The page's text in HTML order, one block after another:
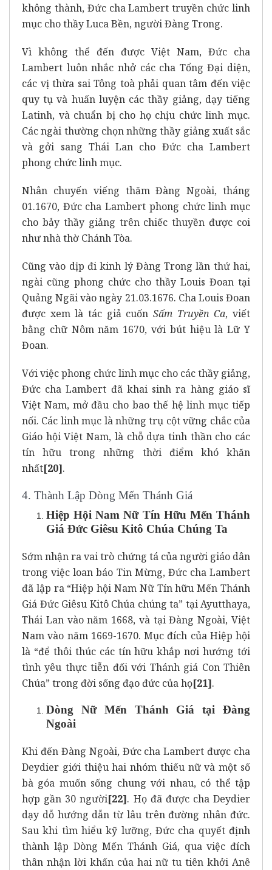
không thành, Đức cha Lambert truyền chức linh
mục cho thầy Luca Bền, người Đàng Trong.
Vì không thể đến được Việt Nam, Đức cha
Lambert luôn nhắc nhở các cha Tổng Đại diện,
các vị thừa sai Tông toà phải quan tâm đến việc
quy tụ và huấn luyện các thầy giảng, dạy tiếng
Latinh, và chuẩn bị cho họ chịu chức linh mục.
Các ngài thường chọn những thầy giảng xuất sắc
và gởi sang Thái Lan cho Đức cha Lambert
phong chức linh mục.
Nhân chuyến viếng thăm Đàng Ngoài, tháng
01.1670, Đức cha Lambert phong chức linh mục
cho bảy thầy giảng trên chiếc thuyền được coi
như nhà thờ Chánh Tòa.
Cũng vào dịp đi kinh lý Đàng Trong lần thứ hai,
ngài cũng phong chức cho thầy Louis Đoan tại
Quảng Ngãi vào ngày 21.03.1676. Cha Louis Đoan
được xem là tác giả cuốn Sấm Truyền Ca, viết
bằng chữ Nôm năm 1670, với bút hiệu là Lữ Y
Đoan.
Với việc phong chức linh mục cho các thầy giảng,
Đức cha Lambert đã khai sinh ra hàng giáo sĩ
Việt Nam, mở đầu cho bao thế hệ linh mục tiếp
nối. Các linh mục là những trụ cột vững chắc của
Giáo hội Việt Nam, là chỗ dựa tinh thần cho các
tín hữu trong những thời điểm khó khăn
nhất[20].
4. Thành Lập Dòng Mến Thánh Giá
Hiệp Hội Nam Nữ Tín Hữu Mến Thánh
Giá Đức Giêsu Kitô Chúa Chúng Ta
Sớm nhận ra vai trò chứng tá của người giáo dân
trong việc loan báo Tin Mừng, Đức cha Lambert
đã lập ra “Hiệp hội Nam Nữ Tín hữu Mến Thánh
Giá Đức Giêsu Kitô Chúa chúng ta” tại Ayutthaya,
Thái Lan vào năm 1668, và tại Đàng Ngoài, Việt
Nam vào năm 1669-1670. Mục đích của Hiệp hội
là “để thôi thúc các tín hữu khắp nơi hướng tới
tình yêu thực tiễn đối với Thánh giá Con Thiên
Chúa” trong đời sống đạo đức của họ[21].
Dòng Nữ Mến Thánh Giá tại Đàng
Ngoài
Khi đến Đàng Ngoài, Đức cha Lambert được cha
Deydier giới thiệu hai nhóm thiếu nữ và một số
bà góa muốn sống chung với nhau, có thể tập
hợp gần 30 người[22]. Họ đã được cha Deydier
dạy dỗ hướng dẫn từ lâu trên đường nhân đức.
Sau khi tìm hiểu kỹ lưỡng, Đức cha quyết định
thành lập Dòng Mến Thánh Giá, qua việc đích
thân nhận lời khấn của hai nữ tu tiên khởi Anê